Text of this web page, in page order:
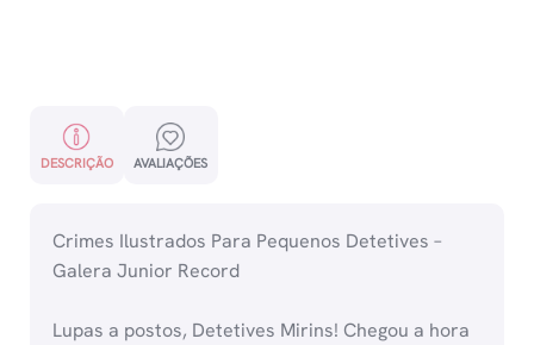
DESCRIÇÃO AVALIAÇÕES
Crimes Ilustrados Para Pequenos Detetives –
Galera Junior Record
Lupas a postos, Detetives Mirins! Chegou a hora